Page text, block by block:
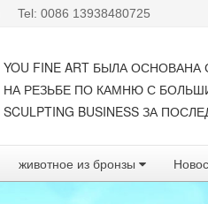
Tel: 0086 13938480725
YOU FINE ART БЫЛА
НА РЕЗЬБЕ ПО КАМНЮ С
SCULPTING BUSINESS ЗА
животное из бронзы